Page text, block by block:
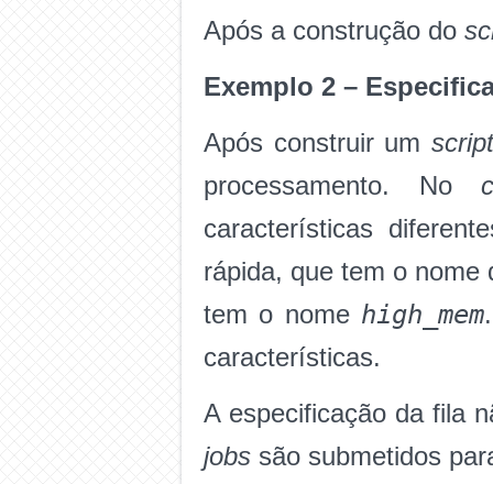
Após a construção do
Exemplo 2 –
Após construir um
processamento. No
características
rápida, que tem o nome
tem o nome high_mem
características.
A especificação da fila
jobs são submetidos